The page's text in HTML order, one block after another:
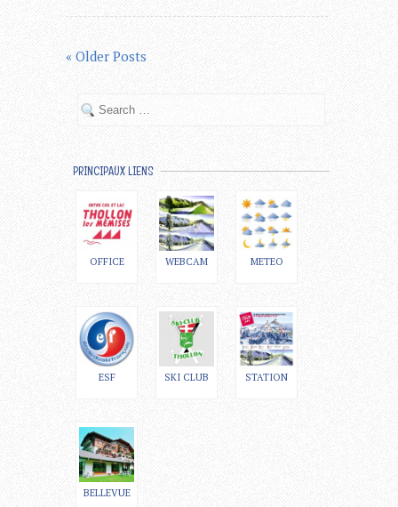
« Older Posts
PRINCIPAUX LIENS
OFFICE WEBCAM METEO
ESF SKI CLUB STATION
BELLEVUE